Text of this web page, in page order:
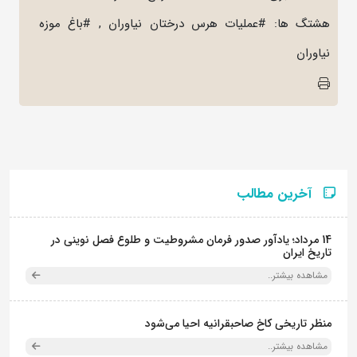
هشتگ ها: #عملیات هرس درختان نیاوران , #باغ موزه
نیاوران
آخرین مطالب
14 مرداد؛ یادآور صدور فرمان مشروطیت و طلوع فصل نوینی در
تاریخ ایران
مشاهده بیشتر..
منظر تاریخی کاخ صاحبقرانیه احیا می‌شود
مشاهده بیشتر..